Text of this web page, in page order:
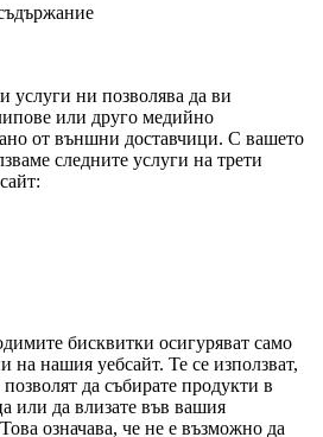
услуги ни позволява да ви
или друго медийно
от външни доставчици. С вашето
следните услуги на трети
бисквитки осигуряват само
на нашия уебсайт. Те се използват,
да събирате продукти в
или да влизате във вашия
означава, че не е възможно да